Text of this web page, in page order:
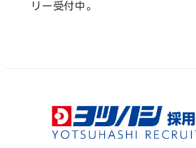
リー受付中。